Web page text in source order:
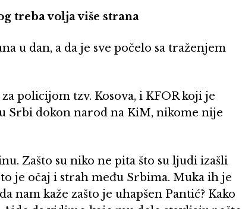
treba volja više strana
u dan, a da je sve počelo sa traženjem
policijom tzv. Kosova, i KFOR koji je
Srbi dokon narod na KiM, nikome nije
Zašto su niko ne pita što su ljudi izašli
je očaj i strah među Srbima. Muka ih je
nam kaže zašto je uhapšen Pantić? Kako